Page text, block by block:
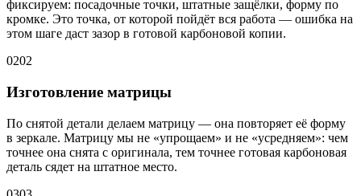
фиксируем: посадочные точки, штатные защёлки, форму по
кромке. Это точка, от которой пойдёт вся работа — ошибка на
этом шаге даст зазор в готовой карбоновой копии.
0202
Изготовление матрицы
По снятой детали делаем матрицу — она повторяет её форму
в зеркале. Матрицу мы не «упрощаем» и не «усредняем»: чем
точнее она снята с оригинала, тем точнее готовая карбоновая
деталь сядет на штатное место.